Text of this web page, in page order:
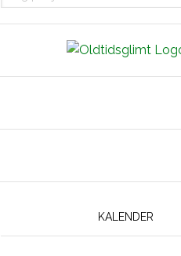
på
KALENDER